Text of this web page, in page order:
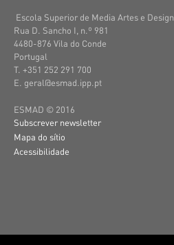
Escola Superior de Media Artes e Design
Rua D. Sancho I, n.º 981
4480-876 Vila do Conde
Portugal
T. +351 252 291 700
E. geral@esmad.ipp.pt
ESMAD © 2016
Subscrever newsletter
Mapa do sítio
Acessibilidade